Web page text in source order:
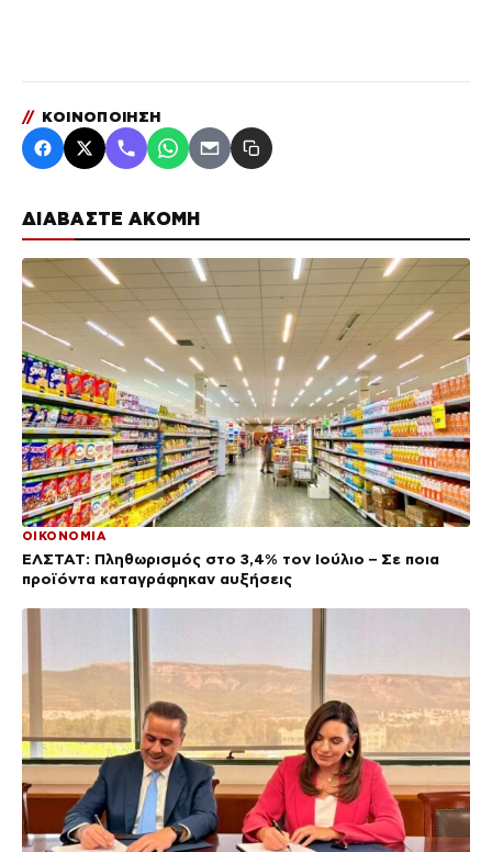
ΔΙΑΒΑΣΤΕ ΑΚΟΜΗ
ΟΙΚΟΝΟΜΙΑ
ΕΛΣΤΑΤ: Πληθωρισμός στο 3,4% τον Ιούλιο – Σε ποια
προϊόντα καταγράφηκαν αυξήσεις
// ΚΟΙΝΟΠΟΙΗΣΗ